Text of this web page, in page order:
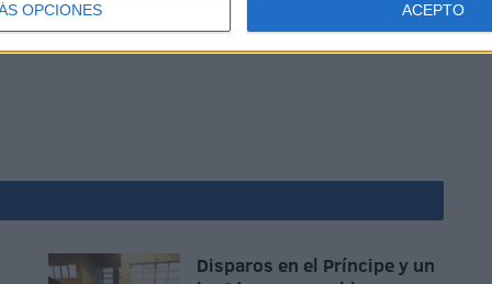
OPCIONES ACEPTO
Disparos en el Príncipe y un